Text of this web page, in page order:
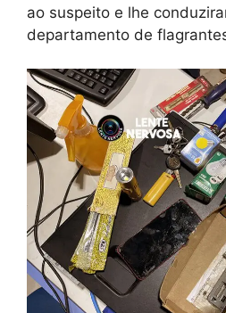
ao suspeito e lhe
departamento de